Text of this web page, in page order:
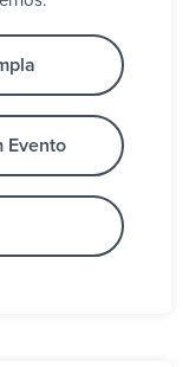
Evento